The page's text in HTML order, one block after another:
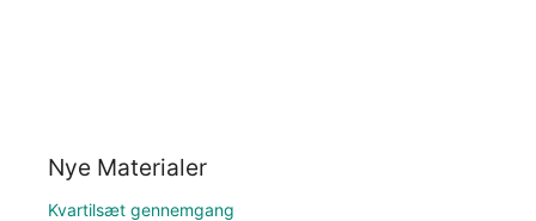
Nye Materialer
Kvartilsæt gennemgang